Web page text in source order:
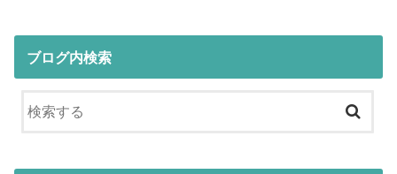
ブログ内検索